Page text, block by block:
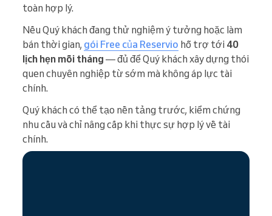
toàn hợp lý.
Nếu Quý khách đang thử nghiệm ý tưởng hoặc làm
bán thời gian, gói Free của Reservio hỗ trợ tới 40
lịch hẹn mỗi tháng — đủ để Quý khách xây dựng thói
quen chuyên nghiệp từ sớm mà không áp lực tài
chính.
Quý khách có thể tạo nền tảng trước, kiểm chứng
nhu cầu và chỉ nâng cấp khi thực sự hợp lý về tài
chính.